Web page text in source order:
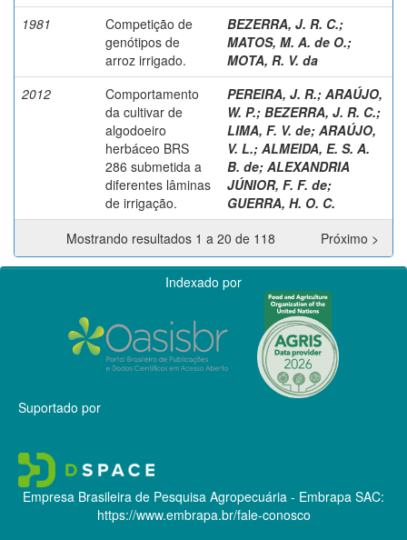
1981
Competição de
genótipos de
arroz irrigado.
BEZERRA, J. R. C.;
MATOS, M. A. de O.;
MOTA, R. V. da
2012
Comportamento
da cultivar de
algodoeiro
herbáceo BRS
286 submetida a
diferentes lâminas
de irrigação.
PEREIRA, J. R.; ARAÚJO,
W. P.; BEZERRA, J. R. C.;
LIMA, F. V. de; ARAÚJO,
V. L.; ALMEIDA, E. S. A.
B. de; ALEXANDRIA
JÚNIOR, F. F. de;
GUERRA, H. O. C.
Mostrando resultados 1 a 20 de 118
Próximo >
Indexado por
Suportado por
Empresa Brasileira de Pesquisa Agropecuária - Embrapa SAC:
https://www.embrapa.br/fale-conosco